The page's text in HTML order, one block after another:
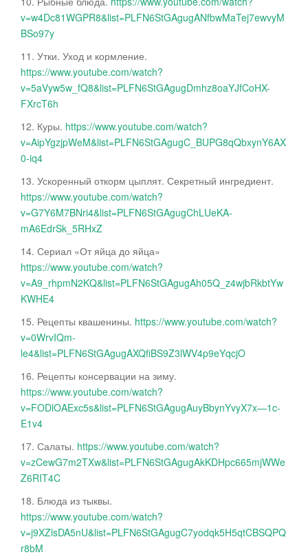
v=w4Dc81WGPR8&list=PLFN6StGAgugANfbwMaTej7ewvyM
BSo97y
11. Утки. Уход и кормление.
https://www.youtube.com/watch?
v=5aVyw5w_fQ8&list=PLFN6StGAgugDmhz8oaYJfCoHX-
FXrcT6h
12. Куры. https://www.youtube.com/watch?
v=AipYgzjpWeM&list=PLFN6StGAgugC_BUPG8qQbxynY6AX
0-iq4
13. Ускоренный откорм цыплят. Секретный ингредиент.
https://www.youtube.com/watch?
v=G7Y6M7BNri4&list=PLFN6StGAgugChLUeKA-
mA6EdrSk_5RHxZ
14. Сериал «От яйца до яйца»
https://www.youtube.com/watch?
v=A9_rhpmN2KQ&list=PLFN6StGAgugAh05Q_z4wjbRkbtYw
KWHE4
15. Рецепты квашенины. https://www.youtube.com/watch?
v=0WrvIQm-
le4&list=PLFN6StGAgugAXQfiBS9Z3lWV4p9eYqcjO
16. Рецепты консервации на зиму.
https://www.youtube.com/watch?
v=FODlOAExc5s&list=PLFN6StGAgugAuyBbynYvyX7x—1c-
E1v4
17. Салаты. https://www.youtube.com/watch?
v=zCewG7m2TXw&list=PLFN6StGAgugAkKDHpc665mjWWe
Z6RIT4C
18. Блюда из тыквы.
https://www.youtube.com/watch?
v=j9XZlsDA5nU&list=PLFN6StGAgugC7yodqk5H5qtCBSQPQ
r8bM